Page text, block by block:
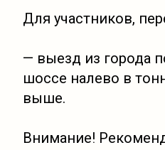
Для участников,
— выезд из города
шоссе налево в
выше.
Внимание!